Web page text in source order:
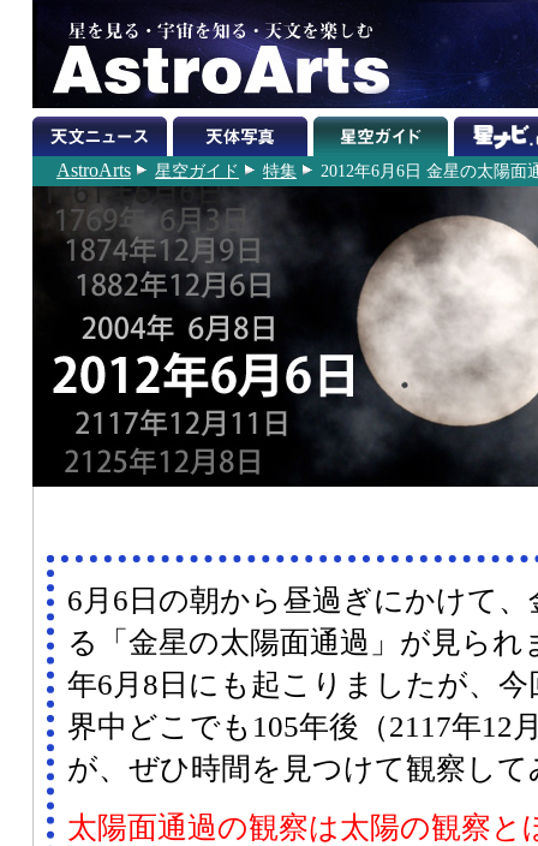
AstroArts 星空ガイド 特集 2012年6月6日 金星の太陽面
6月6日の朝から昼過ぎにかけて
る「金星の太陽面通過」が見られ
年6月8日にも起こりましたが、
界中どこでも105年後（2117年12
が、ぜひ時間を見つけて観察し
太陽面通過の観察は太陽の観察